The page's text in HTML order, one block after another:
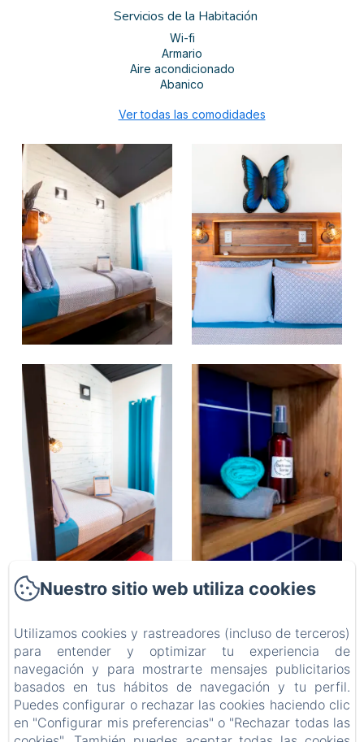
Servicios de la Habitación
Wi-fi
Armario
Aire acondicionado
Abanico
Ver todas las comodidades
BARRBRA BNB
Política de privacidad Información legal
Información sobre cookies
Calle 15a 39-1, Bocas del Toro, Provincia de Bocas del Toro, Bocas del Toro, Panamá
resabarrbra@gmail.com
507 69200688
Adults Only - Breakfast Included
Nuestro sitio web utiliza cookies
Utilizamos cookies y rastreadores (incluso de terceros)
para entender y optimizar tu experiencia de
navegación y para mostrarte mensajes publicitarios
basados en tus hábitos de navegación y tu perfil.
Puedes configurar o rechazar las cookies haciendo clic
en "Configurar mis preferencias" o "Rechazar todas las